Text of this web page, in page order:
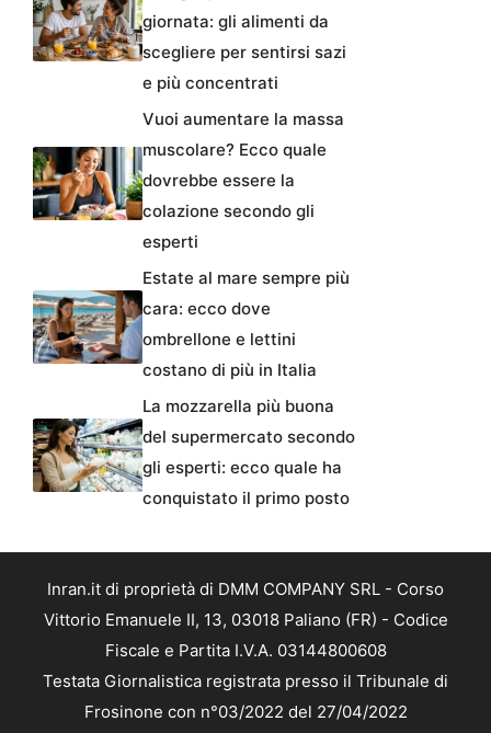
giornata: gli alimenti da
scegliere per sentirsi sazi
e più concentrati
Vuoi aumentare la massa
muscolare? Ecco quale
dovrebbe essere la
colazione secondo gli
esperti
Estate al mare sempre più
cara: ecco dove
ombrellone e lettini
costano di più in Italia
La mozzarella più buona
del supermercato secondo
gli esperti: ecco quale ha
conquistato il primo posto
Inran.it di proprietà di DMM COMPANY SRL - Corso
Vittorio Emanuele II, 13, 03018 Paliano (FR) - Codice
Fiscale e Partita I.V.A. 03144800608
Testata Giornalistica registrata presso il Tribunale di
Frosinone con n°03/2022 del 27/04/2022